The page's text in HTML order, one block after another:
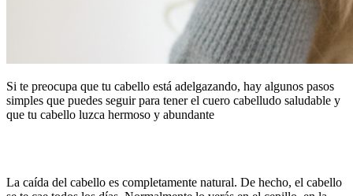
Si te preocupa que tu cabello está adelgazando, hay algunos pasos
simples que puedes seguir para tener el cuero cabelludo saludable y
que tu cabello luzca hermoso y abundante
La caída del cabello es completamente natural. De hecho, el cabello